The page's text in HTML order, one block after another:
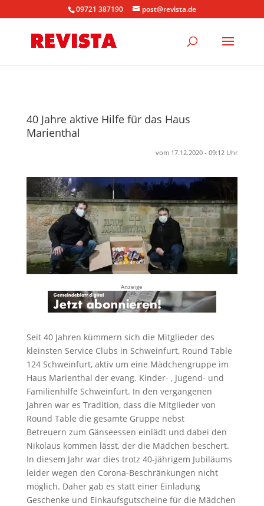
09721 387190 post@revista.de
40 Jahre aktive Hilfe für das Haus
Marienthal
vom 17.12.2020 - 09:12 Uhr
Anzeige
Seit 40 Jahren kümmern sich die Mitglieder des
kleinsten Service Clubs in Schweinfurt, Round Table
124 Schweinfurt, aktiv um eine Mädchengruppe im
Haus Marienthal der evang. Kinder- , Jugend- und
Familienhilfe Schweinfurt. In den vergangenen
Jahren war es Tradition, dass die Mitglieder von
Round Table die gesamte Gruppe nebst
Betreuern zum Gänseessen einlädt und dabei den
Nikolaus kommen lässt, der die Mädchen beschert.
In diesem Jahr war dies trotz 40-jährigem Jubiläums
leider wegen den Corona-Beschränkungen nicht
möglich. Daher gab es statt einer Einladung
Geschenke und Einkaufsgutscheine für die Mädchen